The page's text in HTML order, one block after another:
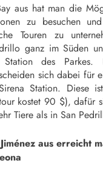
aus hat man die
zu besuchen
Touren zu
ganz im Süden
des Parkes.
sich dabei für
Station. Diese
kostet 90 $), dafür
Tiere als in San
aus erreicht